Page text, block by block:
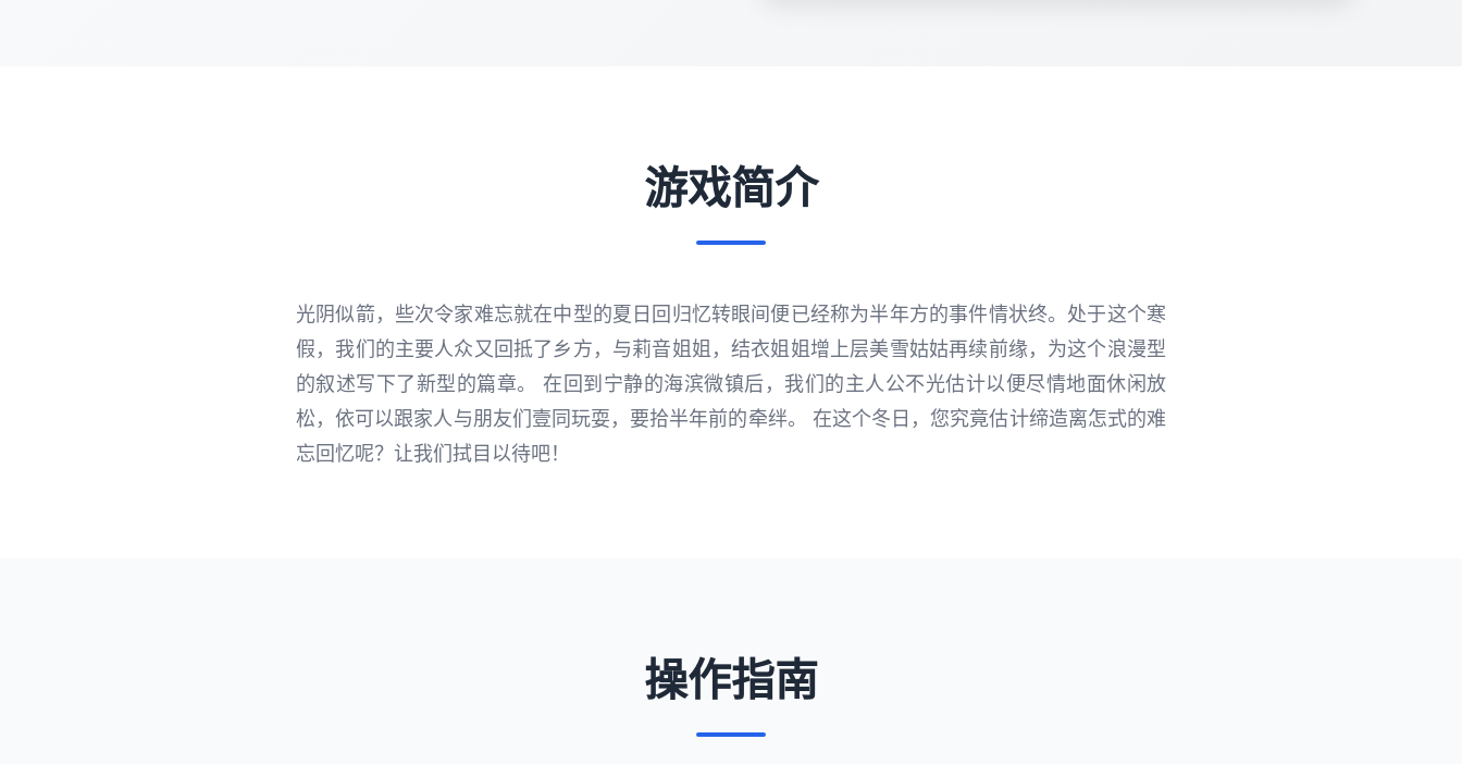
游戏简介
光阴似箭，些次令家难忘就在中型的夏日回归忆转眼间便已经称为半年方的事件情状终。处于这个寒
假，我们的主要人众又回抵了乡方，与莉音姐姐，结衣姐姐增上层美雪姑姑再续前缘，为这个浪漫型
的叙述写下了新型的篇章。 在回到宁静的海滨微镇后，我们的主人公不光估计以便尽情地面休闲放
松，依可以跟家人与朋友们壹同玩耍，要拾半年前的牵绊。 在这个冬日，您究竟估计缔造离怎式的难
忘回忆呢？让我们拭目以待吧！
操作指南